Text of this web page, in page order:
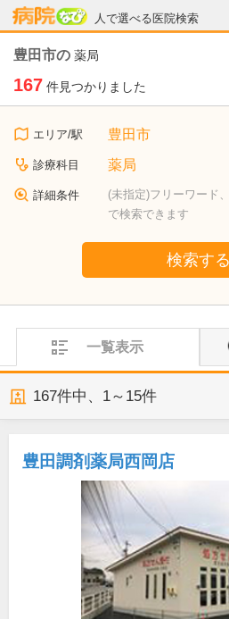
人で選べる医院検索
病院なび
豊田市の 薬局
167 件見つかりました
エリア/駅 豊田市
診療科目 薬局
詳細条件
(未指定)フリーワード
で検索できます
検索する
一覧表示
167件中、 1～15件
豊田調剤薬局西岡店